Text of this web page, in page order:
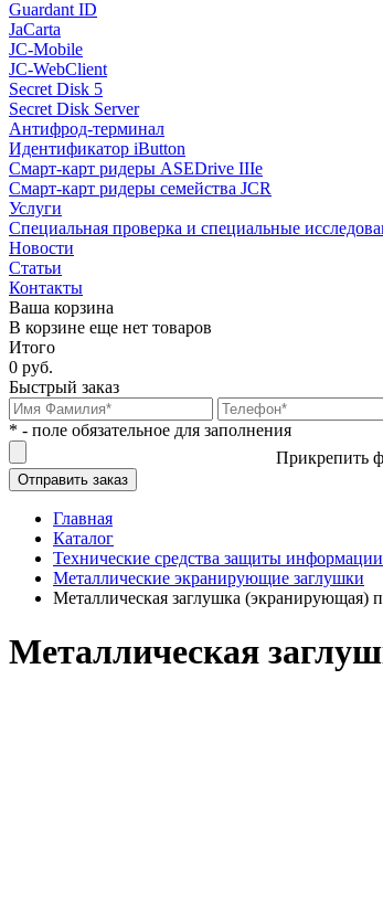
Guardant ID
JaCarta
JC-Mobile
JC-WebClient
Secret Disk 5
Secret Disk Server
Антифрод-терминал
Идентификатор iButton
Смарт-карт ридеры ASEDrive IIIe
Смарт-карт ридеры семейства JCR
Услуги
Специальная проверка и специальные
Новости
Статьи
Контакты
Ваша корзина
В корзине еще нет товаров
Итого
0 руб.
Быстрый заказ
* - поле обязательное для заполнения
Прикрепить
Главная
Каталог
Технические средства защиты информации
Металлические экранирующие заглушки
Металлическая заглушка (экранирующая)
Металлическая